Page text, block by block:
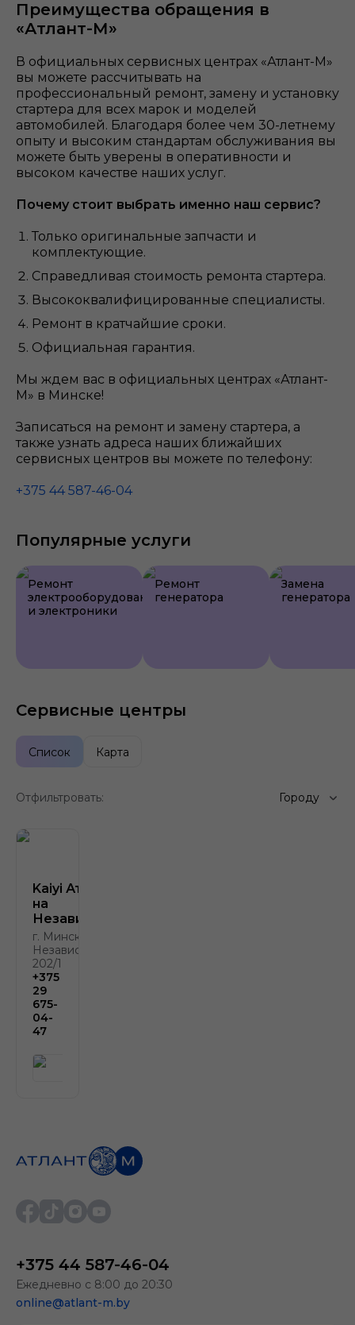
Преимущества обращения в
«Атлант-М»
В официальных сервисных центрах «Атлант-М»
вы можете рассчитывать на
профессиональный ремонт, замену и установку
стартера для всех марок и моделей
автомобилей. Благодаря более чем 30-летнему
опыту и высоким стандартам обслуживания вы
можете быть уверены в оперативности и
высоком качестве наших услуг.
Почему стоит выбрать именно наш сервис?
Только оригинальные запчасти и
комплектующие.
Справедливая стоимость ремонта стартера.
Высококвалифицированные специалисты.
Ремонт в кратчайшие сроки.
Официальная гарантия.
Мы ждем вас в официальных центрах «Атлант-
М» в Минске!
Записаться на ремонт и замену стартера, а
также узнать адреса наших ближайших
сервисных центров вы можете по телефону:
+375 44 587-46-04
Популярные услуги
Ремонт
электрооборудования
и электроники
Ремонт
генератора
Замена
генератора
Сервисные центры
Список Карта
Отфильтровать: Городу
Kaiyi Атлант-М
на
Независимости
г. Минск, пр.
Независимости
202/1
+375
29
675-
04-
47
+375 44 587-46-04
Ежедневно с 8:00 до 20:30
online@atlant-m.by